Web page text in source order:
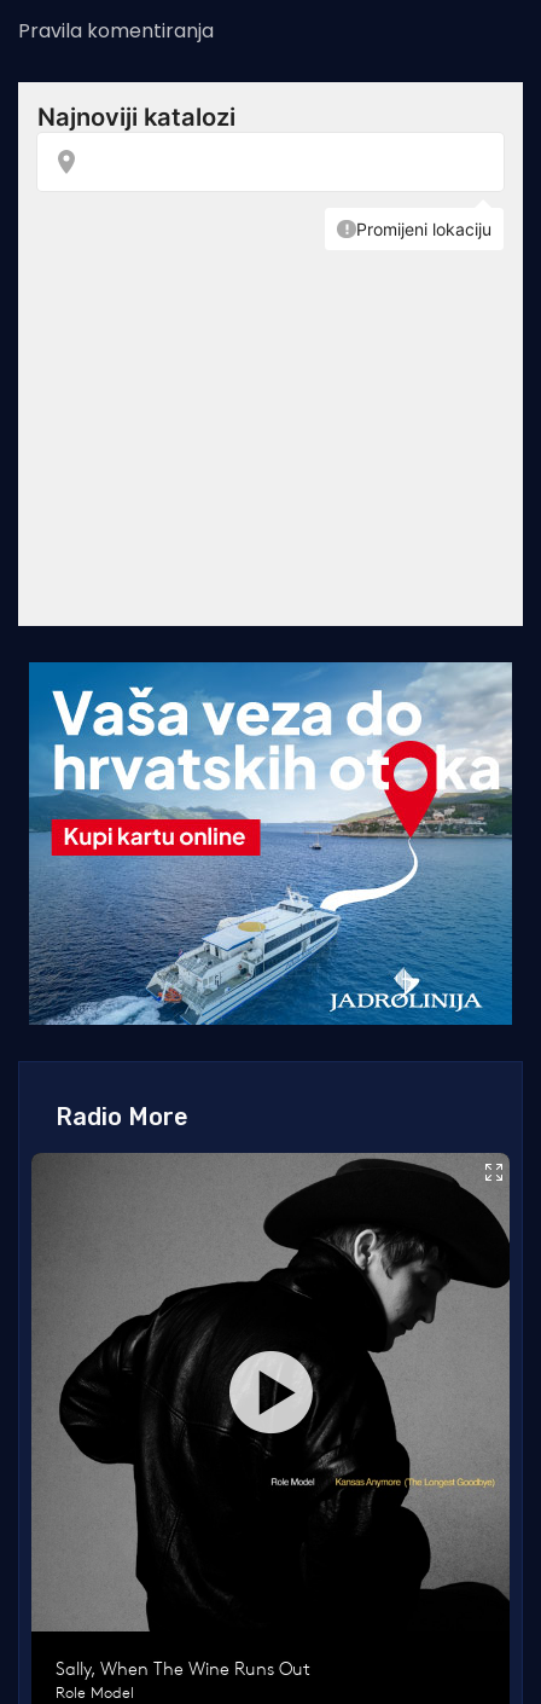
Pravila komentiranja
Radio More